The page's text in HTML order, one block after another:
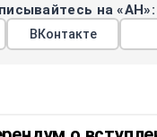
на «АН»:
ВКонтакте